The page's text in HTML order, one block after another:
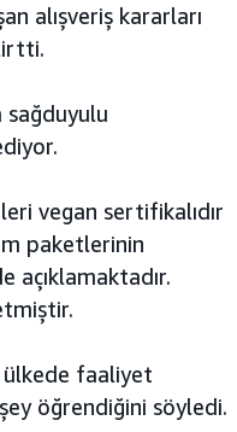
alışveriş kararları
vegan sertifikalıdır
paketlerinin
açıklamaktadır.
ülkede faaliyet
öğrendiğini söyledi.